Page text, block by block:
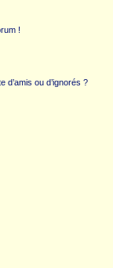
!
d’amis ou d’ignorés ?